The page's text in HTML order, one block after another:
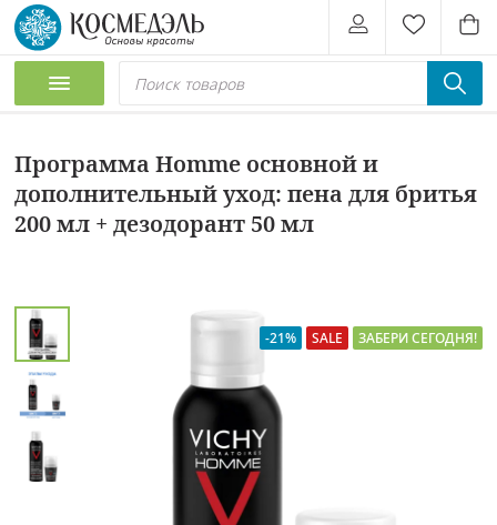
Программа Homme основной и
дополнительный уход: пена для бритья
200 мл + дезодорант 50 мл
-21% SALE ЗАБЕРИ СЕГОДНЯ!